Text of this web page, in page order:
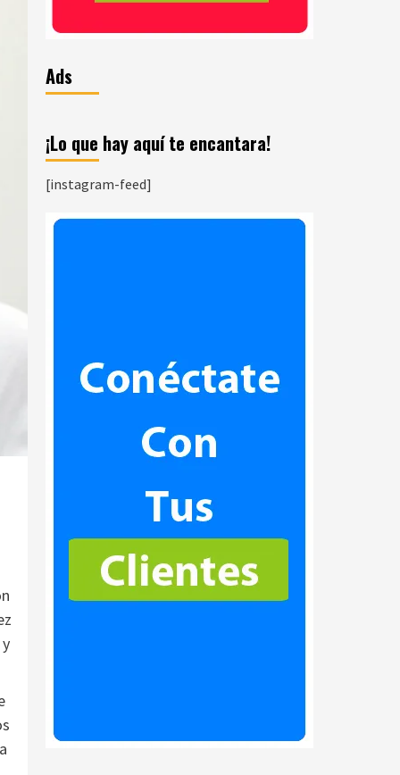
Ads
¡Lo que hay aquí te encantara!
[instagram-feed]